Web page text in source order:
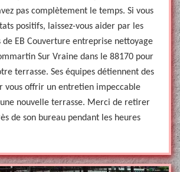
pas complètement le temps. Si vous
positifs, laissez-vous aider par les
de EB Couverture entreprise nettoyage
Sur Vraine dans le 88170 pour
terrasse. Ses équipes détiennent des
vous offrir un entretien impeccable
nouvelle terrasse. Merci de retirer
de son bureau pendant les heures